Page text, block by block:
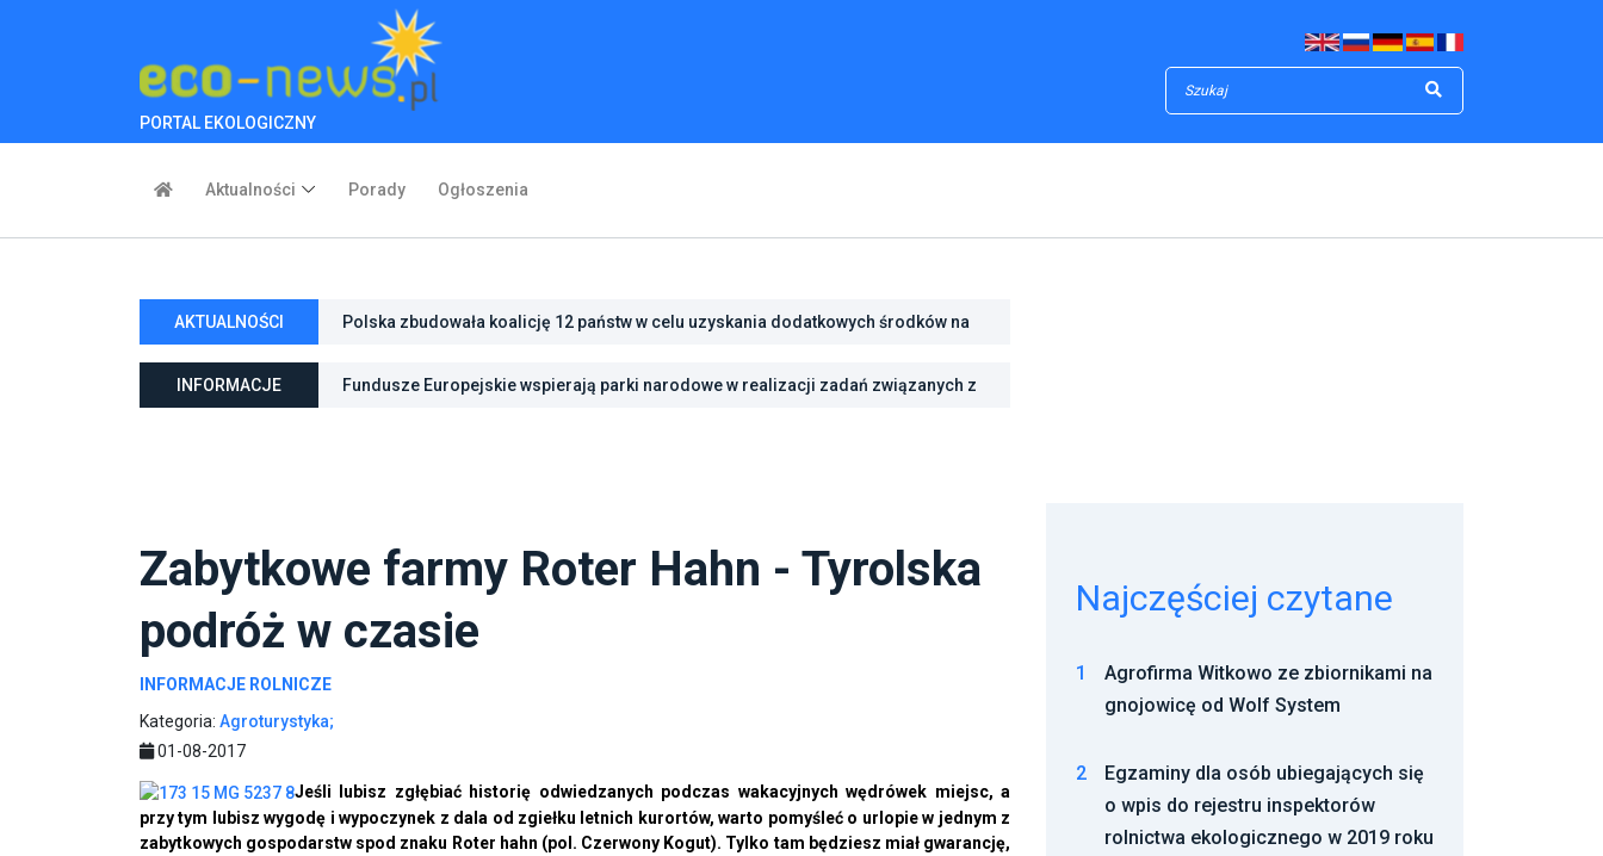
PORTAL EKOLOGICZNY
Aktualności Porady Ogłoszenia
AKTUALNOŚCI
Poznań zwiększa odporność na zmiany klimatu dzięki inwestycjom w zielono-
niebieską infrastrukturę
inwestycje w transformację energetyczną
INFORMACJE Fundusze Europejskie wspierają parki narodowe w realizacji zadań związanych z
Zabytkowe farmy Roter Hahn - Tyrolska
podróż w czasie
INFORMACJE ROLNICZE
Kategoria: Agroturystyka;
01-08-2017
Jeśli lubisz zgłębiać historię odwiedzanych podczas wakacyjnych wędrówek miejsc, a
przy tym lubisz wygodę i wypoczynek z dala od zgiełku letnich kurortów, warto pomyśleć o urlopie w jednym z
zabytkowych gospodarstw spod znaku Roter hahn (pol. Czerwony Kogut). Tylko tam będziesz miał gwarancję,
Najczęściej czytane
1
Agrofirma Witkowo ze zbiornikami na
gnojowicę od Wolf System
2
Egzaminy dla osób ubiegających się
o wpis do rejestru inspektorów
rolnictwa ekologicznego w 2019 roku